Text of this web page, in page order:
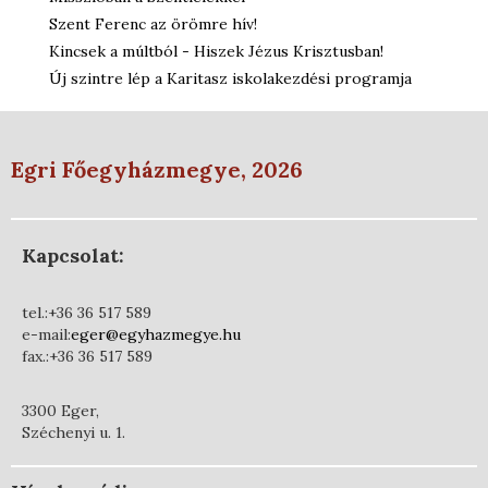
Szent Ferenc az örömre hív!
Kincsek a múltból - Hiszek Jézus Krisztusban!
Új szintre lép a Karitasz iskolakezdési programja
Egri Főegyházmegye, 2026
Kapcsolat:
tel.:+36 36 517 589
e-mail:eger@egyhazmegye.hu
fax.:+36 36 517 589
3300 Eger,
Széchenyi u. 1.